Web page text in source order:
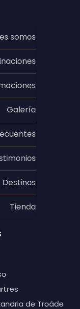
somos
Galería
Destinos
Tienda
de Troáde